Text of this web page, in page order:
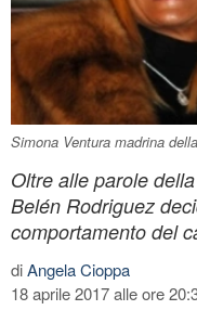
Simona Ventura madrina
Oltre alle parole
Belén Rodriguez
comportamento del
diAngela Cioppa
18 aprile 2017 alle ore